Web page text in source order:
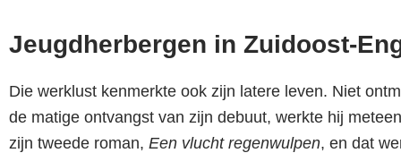
Jeugdherbergen in Zuidoost-
Die werklust kenmerkte ook zijn latere leven. Niet
de matige ontvangst van zijn debuut, werkte hij
zijn tweede roman, Een vlucht regenwulpen, en dat